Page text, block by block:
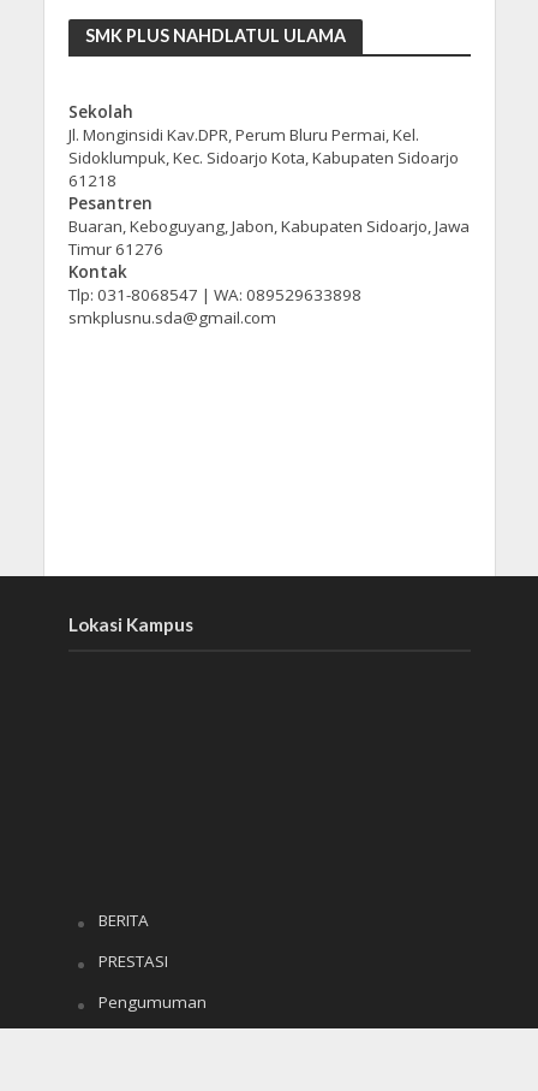
SMK PLUS NAHDLATUL ULAMA
Sekolah
Jl. Monginsidi Kav.DPR, Perum Bluru Permai, Kel.
Sidoklumpuk, Kec. Sidoarjo Kota, Kabupaten Sidoarjo
61218
Pesantren
Buaran, Keboguyang, Jabon, Kabupaten Sidoarjo, Jawa
Timur 61276
Kontak
Tlp: 031-8068547 | WA: 089529633898
smkplusnu.sda@gmail.com
Lokasi Kampus
BERITA
PRESTASI
Pengumuman